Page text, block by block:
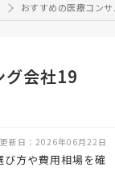
おすすめの医療コン
グ会社19
新日：2026年06月22日